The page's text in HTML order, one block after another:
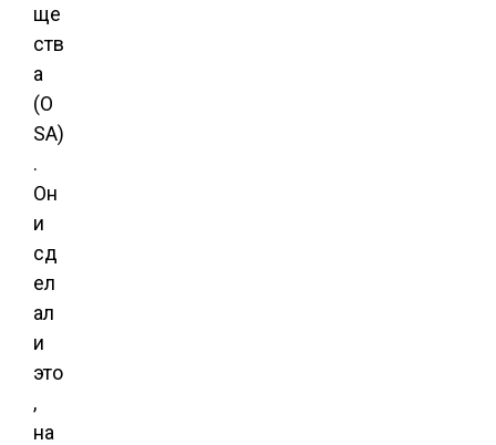
ще
ств
а
(O
SA)
.
Он
и
сд
ел
ал
и
это
,
на